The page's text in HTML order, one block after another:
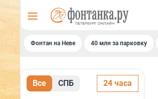
Фонтан на Неве 40 млн за парковку
Все СПБ 24 часа